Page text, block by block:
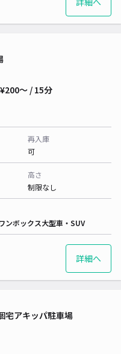
¥200〜 / 15分
再入庫
可
高さ
制限なし
ンボックス大型車・SUV
詳細へ
宅アキッパ駐車場